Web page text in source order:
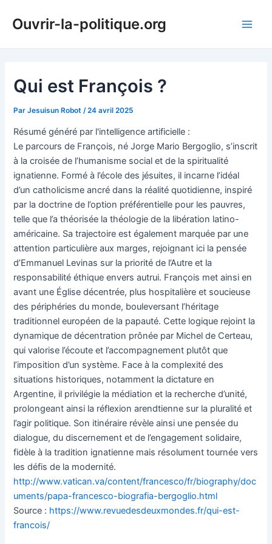
Ouvrir-la-politique.org
Qui est François ?
ParJesuisun Robot /24 avril 2025
Résumé généré par l'intelligence artificielle :
Le parcours de François, né Jorge Mario Bergoglio, s’inscrit
à la croisée de l’humanisme social et de la spiritualité
ignatienne. Formé à l’école des jésuites, il incarne l’idéal
d’un catholicisme ancré dans la réalité quotidienne, inspiré
par la doctrine de l’option préférentielle pour les pauvres,
telle que l’a théorisée la théologie de la libération latino-
américaine. Sa trajectoire est également marquée par une
attention particulière aux marges, rejoignant ici la pensée
d’Emmanuel Levinas sur la priorité de l’Autre et la
responsabilité éthique envers autrui. François met ainsi en
avant une Église décentrée, plus hospitalière et soucieuse
des périphéries du monde, bouleversant l’héritage
traditionnel européen de la papauté. Cette logique rejoint la
dynamique de décentration prônée par Michel de Certeau,
qui valorise l’écoute et l’accompagnement plutôt que
l’imposition d’un système. Face à la complexité des
situations historiques, notamment la dictature en
Argentine, il privilégie la médiation et la recherche d’unité,
prolongeant ainsi la réflexion arendtienne sur la pluralité et
l’agir politique. Son itinéraire révèle ainsi une pensée du
dialogue, du discernement et de l’engagement solidaire,
fidèle à la tradition ignatienne mais résolument tournée vers
les défis de la modernité.
http://www.vatican.va/content/francesco/fr/biography/doc
uments/papa-francesco-biografia-bergoglio.html
Source : https://www.revuedesdeuxmondes.fr/qui-est-
francois/